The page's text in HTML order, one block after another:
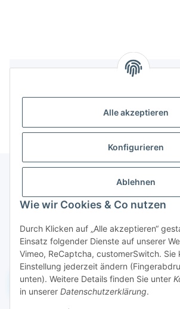
Alle akzeptieren
Konfigurieren
Ablehnen
Wie wir Cookies & Co nutzen
Durch Klicken auf „Alle akzeptieren“
Einsatz folgender Dienste auf unserer
Vimeo, ReCaptcha, customerSwitch. Sie
Einstellung jederzeit ändern
unten). Weitere Details finden Sie unter
in unserer Datenschutzerklärung.
Informationen
Gesetzliche Informationen
Widerruf einreichen